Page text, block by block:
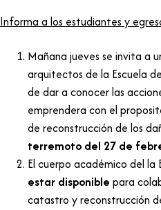
Informa a los estudiantes y
Mañana jueves se invita a
arquitectos de la Escuela
de dar a conocer las
emprendera con el
de reconstrucción de los
terremoto del 27 de
El cuerpo académico del
estar disponible para
catastro y reconstrucción